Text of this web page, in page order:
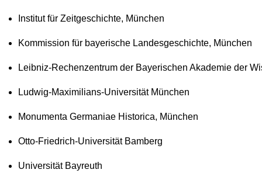
Institut für Zeitgeschichte, München
Kommission für bayerische Landesgeschichte, München
Leibniz-Rechenzentrum der Bayerischen Akademie der
Ludwig-Maximilians-Universität München
Monumenta Germaniae Historica, München
Otto-Friedrich-Universität Bamberg
Universität Bayreuth